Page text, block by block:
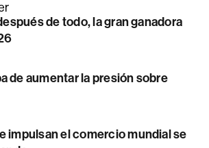
de todo, la gran ganadora
de aumentar la presión sobre
impulsan el comercio mundial se